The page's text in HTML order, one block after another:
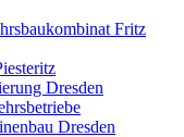
Fritz
Dresden
Dresden